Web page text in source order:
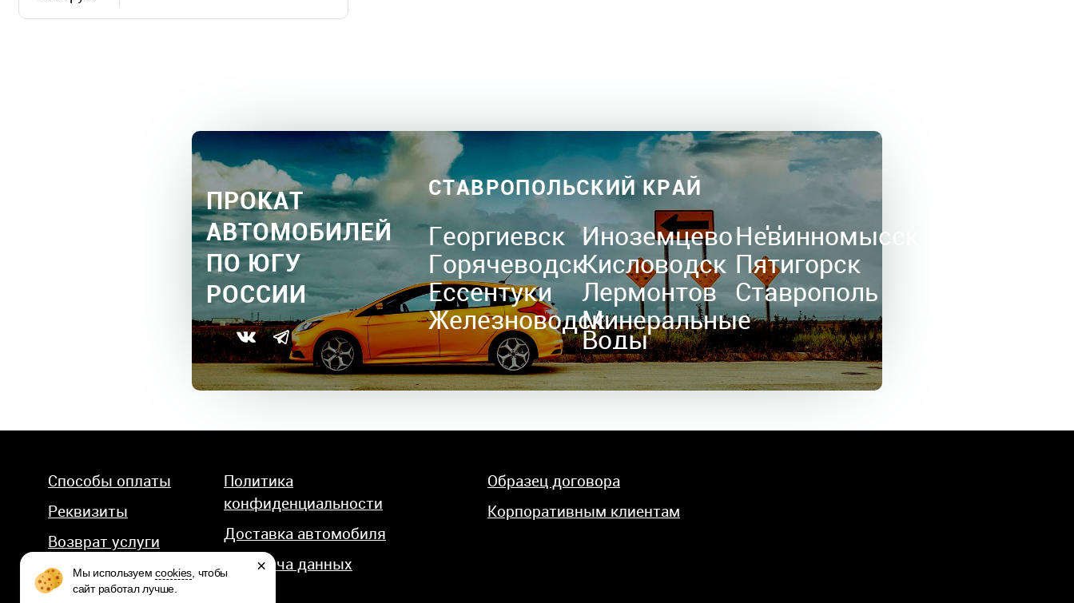
ПРОКАТ
АВТОМОБИЛЕЙ
ПО ЮГУ
РОССИИ
СТАВРОПОЛЬСКИЙ КРАЙ
Георгиевск
Горячеводск
Ессентуки
Железноводск
Иноземцево
Кисловодск
Лермонтов
Минеральные
Воды
Невинномысск
Пятигорск
Ставрополь
Способы оплаты
Реквизиты
Возврат услуги
Политика
конфиденциальности
Доставка автомобиля
Передача данных
Образец договора
Корпоративным клиентам
Мы используемcookies , чтобы
сайт работал лучше.
×